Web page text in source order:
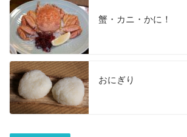
蟹・カニ・かに！
おにぎり